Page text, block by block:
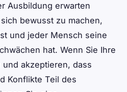
Ausbildung erwarten
bewusst zu machen,
und jeder Mensch seine
hat. Wenn Sie Ihre
und akzeptieren, dass
Konflikte Teil des